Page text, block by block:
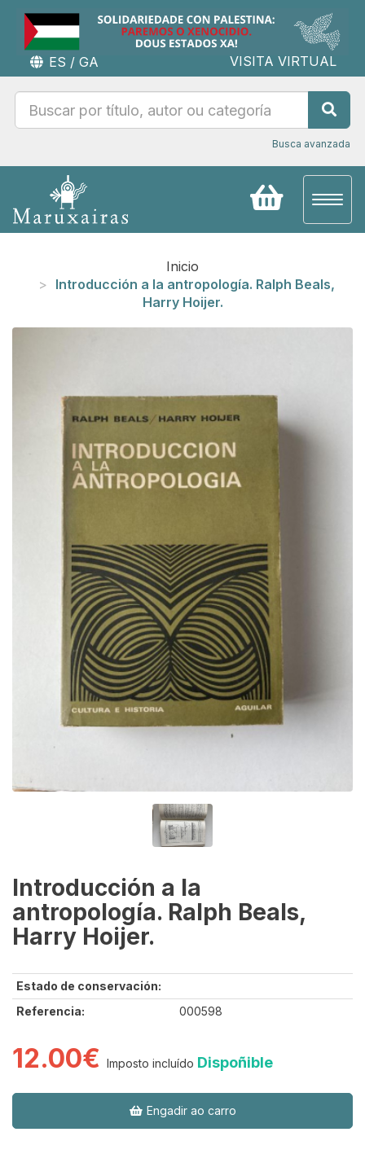
ES / GA VISITA VIRTUAL
Busca avanzada
Inicio
Introducción a la antropología. Ralph Beals,
Harry Hoijer.
Introducción a la
antropología. Ralph Beals,
Harry Hoijer.
Estado de conservación:
Referencia:
000598
12.00€ Imposto incluído Dispoñible
Engadir ao carro